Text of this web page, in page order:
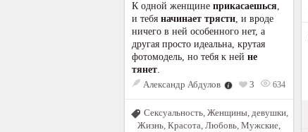
К одной женщине прикасаешься,
и тебя начинает трясти, и вроде
ничего в ней особенного нет, а
другая просто идеальна, крутая
фотомодель, но тебя к ней не
тянет.
Александр Абдулов
3 634
Сексуальность, Женщины, девушки,
Жизнь, Красота, Любовь, Мужские,